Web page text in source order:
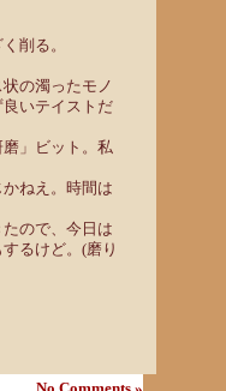
削る。
の濁ったモノ
いテイストだ
」ビット。私
ねえ。時間は
ので、今日は
るけど。(磨り